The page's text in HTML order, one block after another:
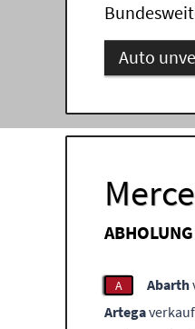
Auto
A Abarth
Artega